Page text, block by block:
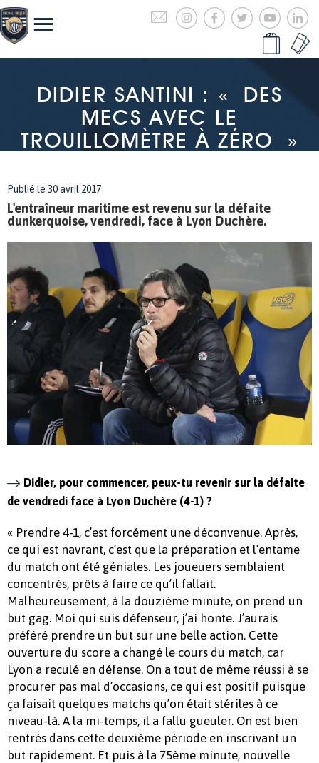
DIDIER SANTINI : « DES
MECS AVEC LE
TROUILLOMÈTRE À ZÉRO »
Publié le 30 avril 2017
L'entraîneur maritime est revenu sur la défaite
dunkerquoise, vendredi, face à Lyon Duchère.
Didier, pour commencer, peux-tu revenir sur la défaite
de vendredi face à Lyon Duchère (4-1) ?
« Prendre 4-1, c’est forcément une déconvenue. Après,
ce qui est navrant, c’est que la préparation et l’entame
du match ont été géniales. Les joueuers semblaient
concentrés, prêts à faire ce qu’il fallait.
Malheureusement, à la douzième minute, on prend un
but gag. Moi qui suis défenseur, j’ai honte. J’aurais
préféré prendre un but sur une belle action. Cette
ouverture du score a changé le cours du match, car
Lyon a reculé en défense. On a tout de même réussi à se
procurer pas mal d’occasions, ce qui est positif puisque
ça faisait quelques matchs qu’on était stériles à ce
niveau-là. A la mi-temps, il a fallu gueuler. On est bien
rentrés dans cette deuxième période en inscrivant un
but rapidement. Et puis à la 75ème minute, nouvelle